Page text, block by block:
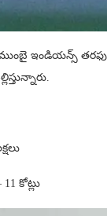
ఇండియన్స్ తరఫున
కోట్లు